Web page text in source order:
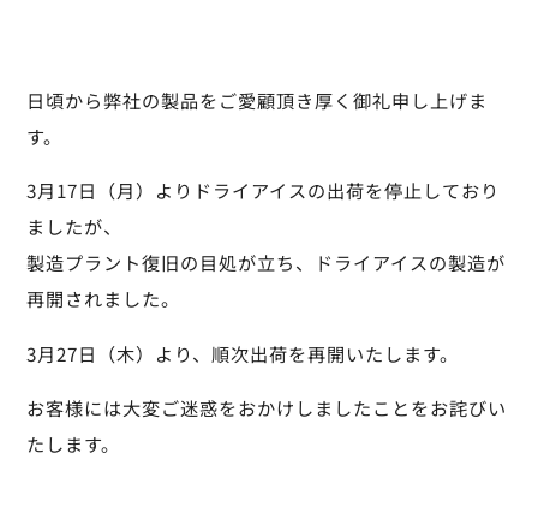
日頃から弊社の製品をご愛顧頂き厚く御礼申し上げま
す。
3月17日（月）よりドライアイスの出荷を停止しており
ましたが、
製造プラント復旧の目処が立ち、ドライアイスの製造が
再開されました。
3月27日（木）より、順次出荷を再開いたします。
お客様には大変ご迷惑をおかけしましたことをお詫びい
たします。